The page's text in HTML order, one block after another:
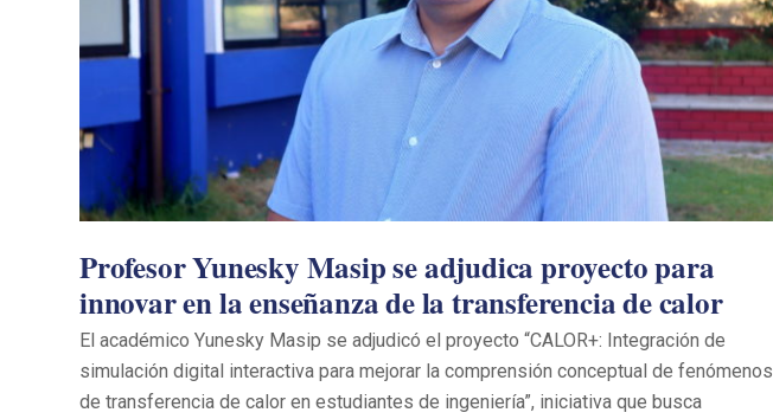
Profesor Yunesky Masip se adjudica proyecto para
innovar en la enseñanza de la transferencia de calor
El académico Yunesky Masip se adjudicó el proyecto “CALOR+: Integración de
simulación digital interactiva para mejorar la comprensión conceptual de fenómenos
de transferencia de calor en estudiantes de ingeniería”, iniciativa que busca